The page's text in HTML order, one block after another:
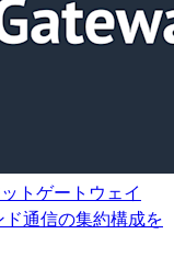
トゲートウェイ
通信の集約構成を